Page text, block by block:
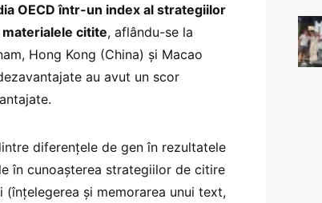
OECD într-un index al strategiilor
citite, aflându-se la
Hong Kong (China) și Macao
au avut un scor
diferențele de gen în rezultatele
în cunoașterea strategiilor de citire
și memorarea unui text,